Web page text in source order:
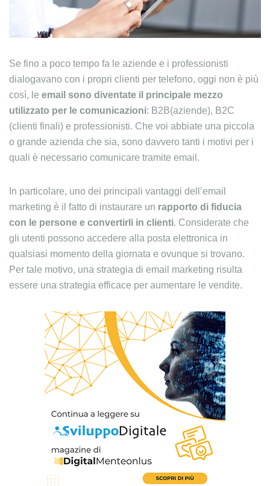
Se fino a poco tempo fa le aziende e i professionisti
dialogavano con i propri clienti per telefono, oggi non è più
così, le email sono diventate il principale mezzo
utilizzato per le comunicazioni: B2B(aziende), B2C
(clienti finali) e professionisti. Che voi abbiate una piccola
o grande azienda che sia, sono davvero tanti i motivi per i
quali è necessario comunicare tramite email.
In particolare, uno dei principali vantaggi dell’email
marketing è il fatto di instaurare un rapporto di fiducia
con le persone e convertirli in clienti. Considerate che
gli utenti possono accedere alla posta elettronica in
qualsiasi momento della giornata e ovunque si trovano.
Per tale motivo, una strategia di email marketing risulta
essere una strategia efficace per aumentare le vendite.